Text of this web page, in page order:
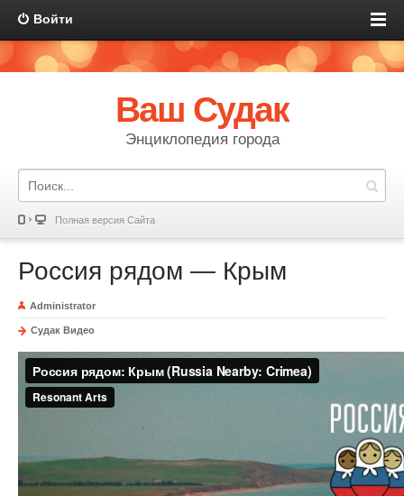
Войти
Ваш Судак
Энциклопедия города
Полная версия Сайта
Россия рядом — Крым
Administrator
Судак Видео